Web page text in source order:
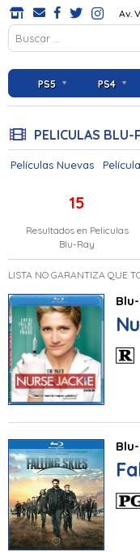
Av.
PS5 PS4
PELICULAS BLU-
Películas Nuevas
15
Resultados en Peliculas
Blu-Ray
LISTA NO GARANTIZA QUE